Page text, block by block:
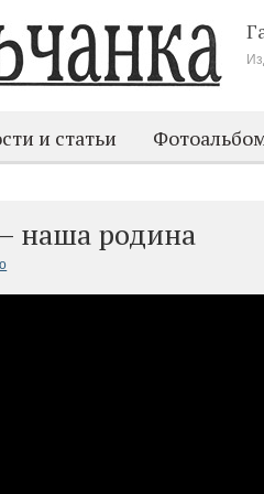
и статьи
наша родина